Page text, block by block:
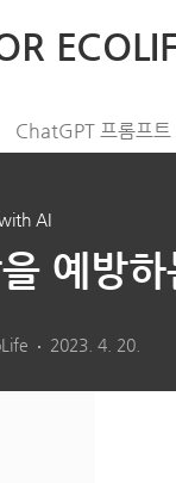
ChatGPT 프롬프트
AI
예방
2023. 4. 20.